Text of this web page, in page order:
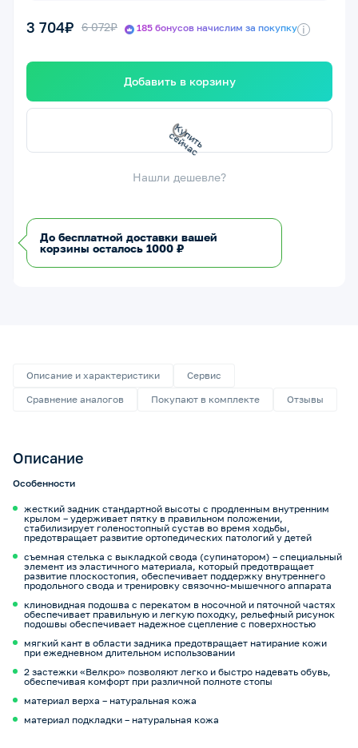
3 704₽ 6 072₽ 185 бонусов начислим за покупку i
Добавить в корзину
К
у
п
и
т
ь
с
е
й
ч
а
с
Нашли дешевле?
До бесплатной доставки вашей
корзины осталось 1000 ₽
Описание и характеристики
Сервис
Сравнение аналогов
Покупают в комплекте Отзывы
Описание
Особенности
жесткий задник стандартной высоты с продленным внутренним
крылом – удерживает пятку в правильном положении,
стабилизирует голеностопный сустав во время ходьбы,
предотвращает развитие ортопедических патологий у детей
съемная стелька с выкладкой свода (супинатором) – специальный
элемент из эластичного материала, который предотвращает
развитие плоскостопия, обеспечивает поддержку внутреннего
продольного свода и тренировку связочно-мышечного аппарата
клиновидная подошва с перекатом в носочной и пяточной частях
обеспечивает правильную и легкую походку, рельефный рисунок
подошвы обеспечивает надежное сцепление с поверхностью
мягкий кант в области задника предотвращает натирание кожи
при ежедневном длительном использовании
2 застежки «Велкро» позволяют легко и быстро надевать обувь,
обеспечивая комфорт при различной полноте стопы
материал верха – натуральная кожа
материал подкладки – натуральная кожа